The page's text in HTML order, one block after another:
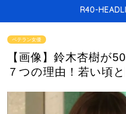
R40-
ベテラン女優
【画像】鈴木杏樹が
７つの理由！若い頃と